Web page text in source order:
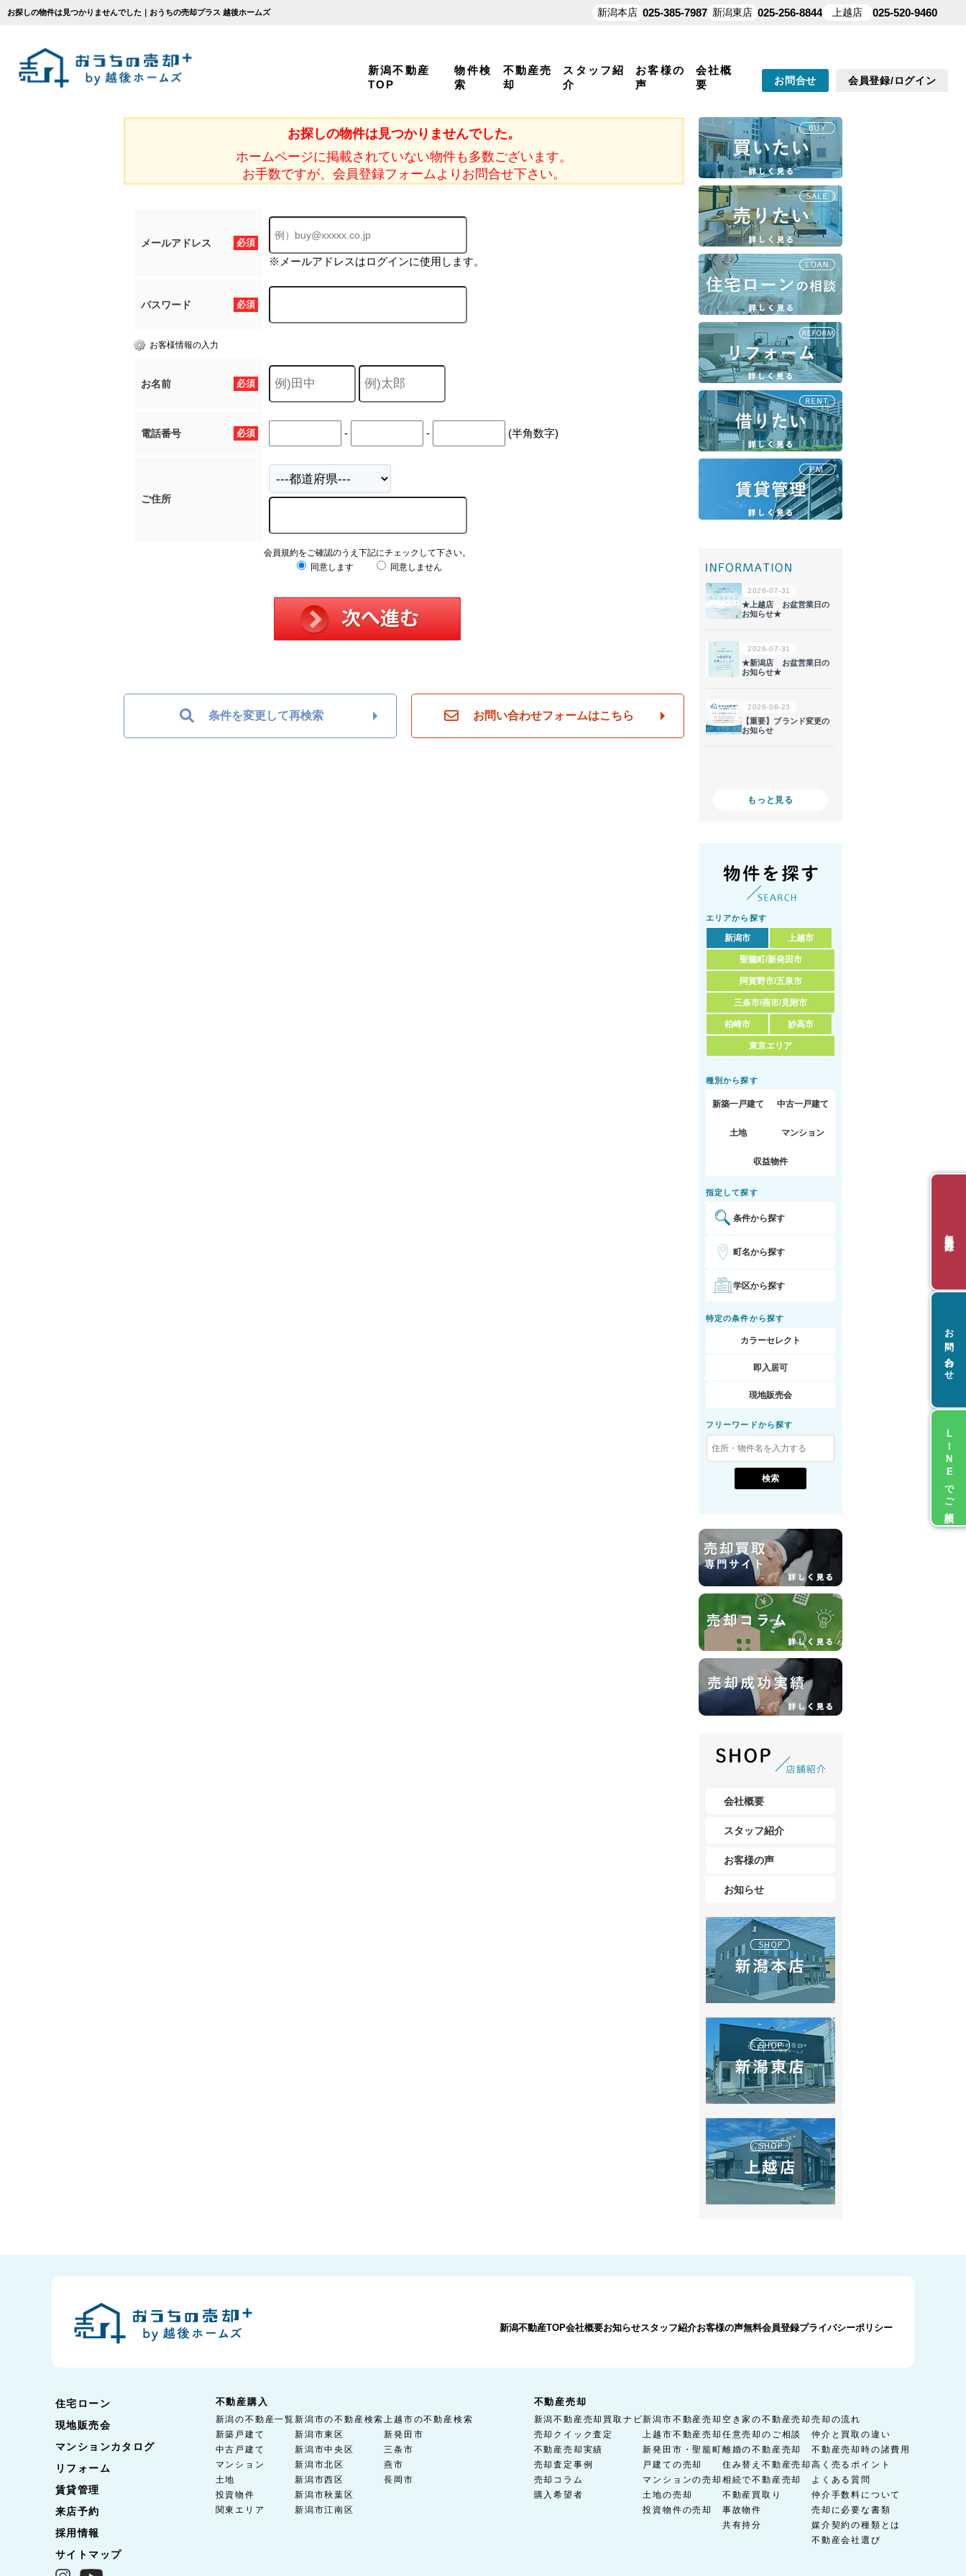
お探しの物件は見つかりませんでした｜おうちの売却プラス 越後ホームズ
新潟不動産
TOP
物件検
索
不動産売
却
スタッフ紹
介
お客様の
声
会社概
要
お問合せ 会員登録/ログイン
お探しの物件は見つかりませんでした。
ホームページに掲載されていない物件も多数ございます。
お手数ですが、会員登録フォームよりお問合せ下さい。
必須
メールアドレス
※メールアドレスはログインに使用します。
必須
パスワード
お客様情報の入力
必須
お名前
必須
電話番号 - - (半角数字)
ご住所
会員規約をご確認のうえ下記にチェックして下さい。
同意します
同意しません
条件を変更して再検索 お問い合わせフォームはこちら
もっと見る
エリアから探す
新潟市 上越市
聖籠町/新発田市
阿賀野市/五泉市
三条市/燕市/見附市
柏崎市 妙高市
東京エリア
種別から探す
新築一戸建て 中古一戸建て
土地 マンション
収益物件
指定して探す
条件から探す
町名から探す
学区から探す
特定の条件から探す
カラーセレクト
即入居可
現地販売会
フリーワードから探す
会社概要
スタッフ紹介
お客様の声
お知らせ
新潟不動産TOP会社概要お知らせスタッフ紹介お客様の声無料会員登録プライバシーポリシー
住宅ローン
現地販売会
マンションカタログ
リフォーム
賃貸管理
来店予約
採用情報
サイトマップ
不動産購入
新潟の不動産一覧
新築戸建て
中古戸建て
マンション
土地
投資物件
関東エリア
新潟市の不動産検索
新潟市東区
新潟市中央区
新潟市北区
新潟市西区
新潟市秋葉区
新潟市江南区
上越市の不動産検索
新発田市
三条市
燕市
長岡市
不動産売却
新潟不動産売却買取ナビ
売却クイック査定
不動産売却実績
売却査定事例
売却コラム
購入希望者
新潟市不動産売却
上越市不動産売却
新発田市・聖籠町
戸建ての売却
マンションの売却
土地の売却
投資物件の売却
空き家の不動産売却
任意売却のご相談
離婚の不動産売却
住み替え不動産売却
相続で不動産売却
不動産買取り
事故物件
共有持分
売却の流れ
仲介と買取の違い
不動産売却時の諸費用
高く売るポイント
よくある質問
仲介手数料について
売却に必要な書類
媒介契約の種類とは
不動産会社選び
新潟本店 025-385-7987 新潟東店 025-256-8844 上越店 025-520-9460
お問い合わせ
LINEでご相談